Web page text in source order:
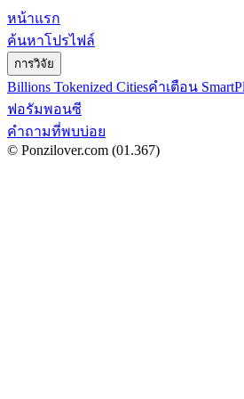
หน้าแรก
ค้นหาโปรไฟล์
การวิจัย
Billions Tokenized Citiesคำเตือน
ฟอรัมพอนซี
คำถามที่พบบ่อย
© Ponzilover.com (01.367)